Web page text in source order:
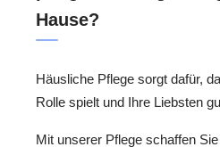
Hause?
Häusliche Pflege sorgt dafür,
Rolle spielt und Ihre Liebsten
Mit unserer Pflege schaffen